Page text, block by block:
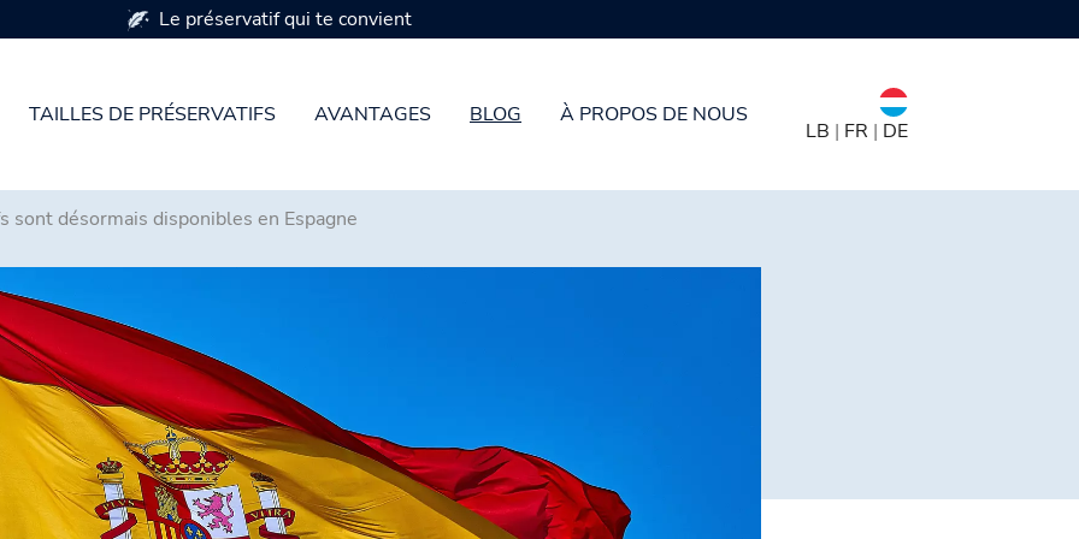
TAILLES DE PRÉSERVATIFS AVANTAGES BLOG À PROPOS DE NOUS
LB | FR | DE
Le préservatif qui te convient
sont désormais disponibles en Espagne